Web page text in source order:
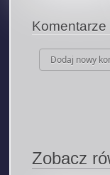
Komentarze
Dodaj nowy
Zobacz